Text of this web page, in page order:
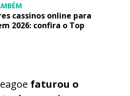
cassinos online para
2026: confira o Top
faturou o